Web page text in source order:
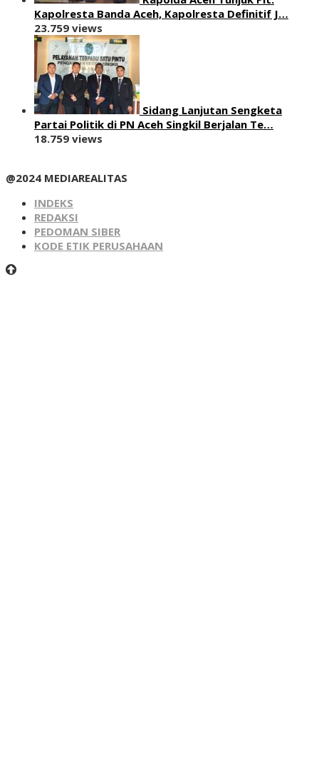
Kapolresta Banda Aceh, Kapolresta Definitif J…
23.759 views
Sidang Lanjutan Sengketa
Partai Politik di PN Aceh Singkil Berjalan Te…
18.759 views
@2024 MEDIAREALITAS
INDEKS
REDAKSI
PEDOMAN SIBER
KODE ETIK PERUSAHAAN